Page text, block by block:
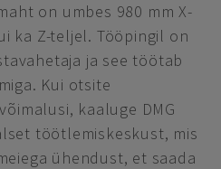
on umbes 980 mm X-
ka Z-teljel. Tööpingil on
ja see töötab
Kui otsite
kaaluge DMG
töötlemiskeskust, mis
ühendust, et saada